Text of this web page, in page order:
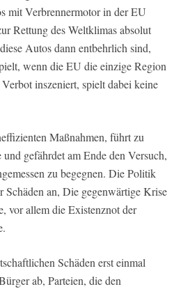
mit Verbrennermotor in der EU
Rettung des Weltklimas absolut
Autos dann entbehrlich sind,
wenn die EU die einzige Region
inszeniert, spielt dabei keine
Maßnahmen, führt zu
gefährdet am Ende den Versuch,
zu begegnen. Die Politik
Schäden an, Die gegenwärtige Krise
vor allem die Existenznot der
Schäden erst einmal
ab, Parteien, die den